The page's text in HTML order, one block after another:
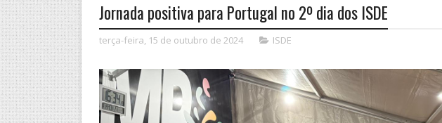
Jornada positiva para Portugal no 2º dia dos ISDE
terça-feira, 15 de outubro de 2024 ISDE